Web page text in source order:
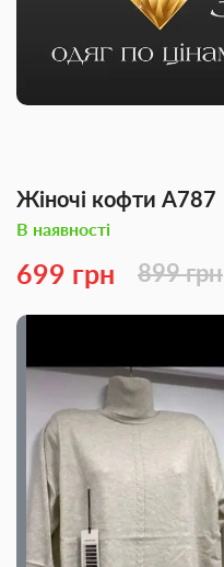
Жіночі кофти A787
В наявності
699 грн 899 грн